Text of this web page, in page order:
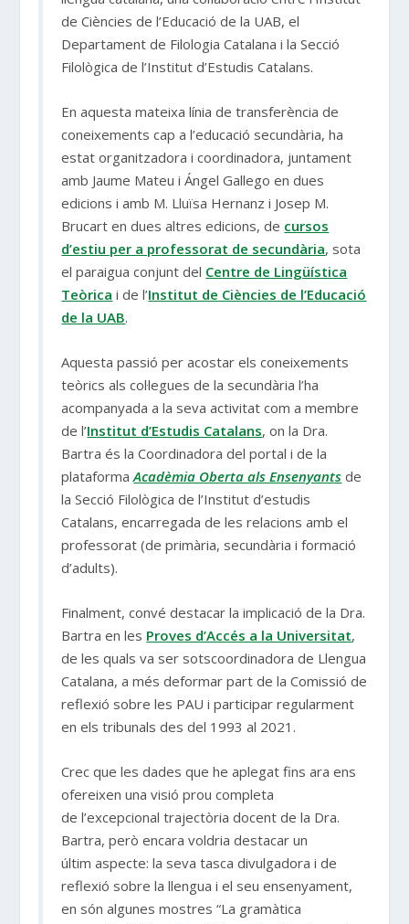
de Ciències de l’Educació de la UAB, el
Departament de Filologia Catalana i la Secció
Filològica de l’Institut d’Estudis Catalans.
En aquesta mateixa línia de transferència de
coneixements cap a l’educació secundària, ha
estat organitzadora i coordinadora, juntament
amb Jaume Mateu i Ángel Gallego en dues
edicions i amb M. Lluïsa Hernanz i Josep M.
Brucart en dues altres edicions, de cursos
d’estiu per a professorat de secundària, sota
el paraigua conjunt del Centre de Lingüística
Teòrica i de l’Institut de Ciències de l’Educació
de la UAB.
Aquesta passió per acostar els coneixements
teòrics als col·legues de la secundària l’ha
acompanyada a la seva activitat com a membre
de l’Institut d’Estudis Catalans, on la Dra.
Bartra és la Coordinadora del portal i de la
plataformaAcadèmia Oberta als Ensenyants de
la Secció Filològica de l’Institut d’estudis
Catalans, encarregada de les relacions amb el
professorat (de primària, secundària i formació
d’adults).
Finalment, convé destacar la implicació de la Dra.
Bartra en les Proves d’Accés a la Universitat,
de les quals va ser sotscoordinadora de Llengua
Catalana, a més deformar part de la Comissió de
reflexió sobre les PAU i participar regularment
en els tribunals des del 1993 al 2021.
Crec que les dades que he aplegat fins ara ens
ofereixen una visió prou completa
de l’excepcional trajectòria docent de la Dra.
Bartra, però encara voldria destacar un
últim aspecte: la seva tasca divulgadora i de
reflexió sobre la llengua i el seu ensenyament,
en són algunes mostres “La gramàtica